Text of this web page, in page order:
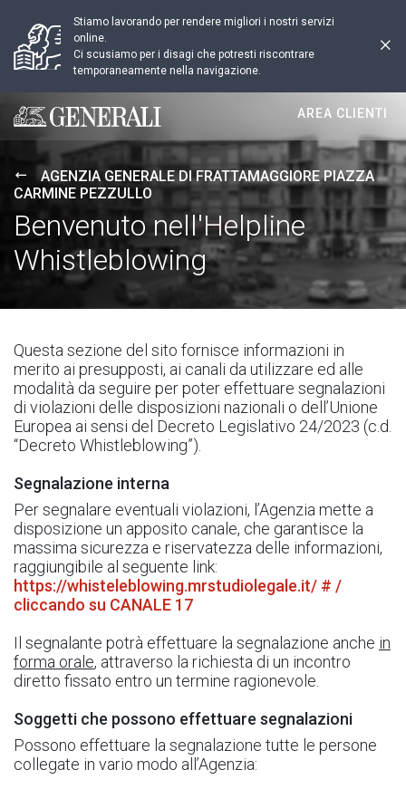
Stiamo lavorando per rendere migliori i nostri servizi
online.
Ci scusiamo per i disagi che potresti riscontrare
temporaneamente nella navigazione.
Generali logo
AREA CLIENTI
AGENZIA GENERALE DI FRATTAMAGGIORE PIAZZA
CARMINE PEZZULLO
Benvenuto nell'Helpline
Whistleblowing
Questa sezione del sito fornisce informazioni in
merito ai presupposti, ai canali da utilizzare ed alle
modalità da seguire per poter effettuare segnalazioni
di violazioni delle disposizioni nazionali o dell’Unione
Europea ai sensi del Decreto Legislativo 24/2023 (c.d.
“Decreto Whistleblowing”).
Segnalazione interna
Per segnalare eventuali violazioni, l’Agenzia mette a
disposizione un apposito canale, che garantisce la
massima sicurezza e riservatezza delle informazioni,
raggiungibile al seguente link:
https://whisteleblowing.mrstudiolegale.it/ # /
cliccando su CANALE 17
Il segnalante potrà effettuare la segnalazione anche in
forma orale, attraverso la richiesta di un incontro
diretto fissato entro un termine ragionevole.
Soggetti che possono effettuare segnalazioni
Possono effettuare la segnalazione tutte le persone
collegate in vario modo all’Agenzia: